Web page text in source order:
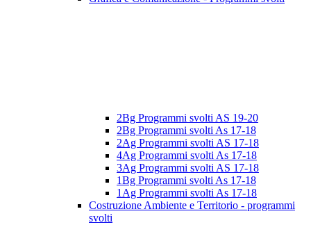
2Bg Programmi svolti AS 19-20
2Bg Programmi svolti As 17-18
2Ag Programmi svolti AS 17-18
4Ag Programmi svolti As 17-18
3Ag Programmi svolti AS 17-18
1Bg Programmi svolti As 17-18
1Ag Programmi svolti As 17-18
Costruzione Ambiente e Territorio - programmi
svolti